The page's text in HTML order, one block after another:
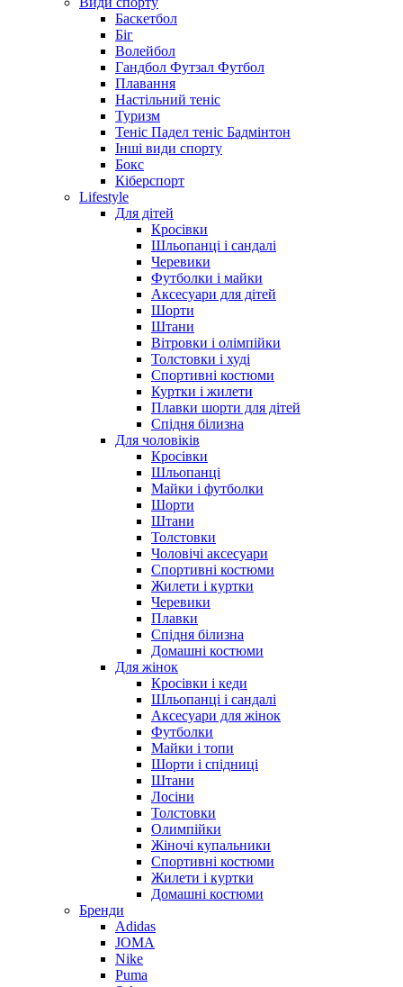
Баскетбол
Біг
Волейбол
Гандбол Футзал Футбол
Плавання
Настільний теніс
Туризм
Теніс Падел теніс Бадмінтон
Інші види спорту
Бокс
Кіберспорт
Lifestyle
Для дітей
Кросівки
Шльопанці і сандалі
Черевики
Футболки і майки
Аксесуари для дітей
Шорти
Штани
Вітровки і олімпійки
Толстовки і худі
Спортивні костюми
Куртки і жилети
Плавки шорти для дітей
Спідня білизна
Для чоловіків
Кросівки
Шльопанці
Майки і футболки
Шорти
Штани
Толстовки
Чоловічі аксесуари
Спортивні костюми
Жилети і куртки
Черевики
Плавки
Спідня білизна
Домашні костюми
Для жінок
Кросівки і кеди
Шльопанці і сандалі
Аксесуари для жінок
Футболки
Майки і топи
Шорти і спідниці
Штани
Лосіни
Толстовки
Олимпійки
Жіночі купальники
Спортивні костюми
Жилети і куртки
Домашні костюми
Бренди
Adidas
JOMA
Nike
Puma